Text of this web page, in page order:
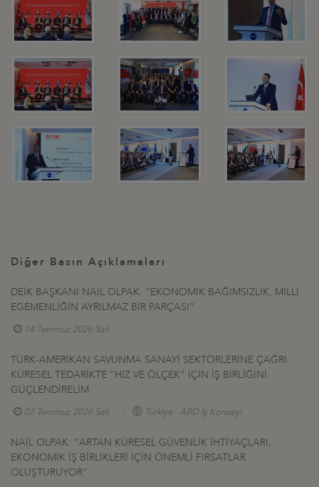
Diğer Basın Açıklamaları
DEİK BAŞKANI NAİL OLPAK: “EKONOMİK BAĞIMSIZLIK, MİLLİ
EGEMENLİĞİN AYRILMAZ BİR PARÇASI”
14 Temmuz 2026 Salı
TÜRK-AMERİKAN SAVUNMA SANAYİ SEKTÖRLERİNE ÇAĞRI:
KÜRESEL TEDARİKTE "HIZ VE ÖLÇEK" İÇİN İŞ BİRLİĞİNİ
GÜÇLENDİRELİM
07 Temmuz 2026 Salı Türkiye - ABD İş Konseyi
NAİL OLPAK: “ARTAN KÜRESEL GÜVENLİK İHTİYAÇLARI,
EKONOMİK İŞ BİRLİKLERİ İÇİN ÖNEMLİ FIRSATLAR
OLUŞTURUYOR”